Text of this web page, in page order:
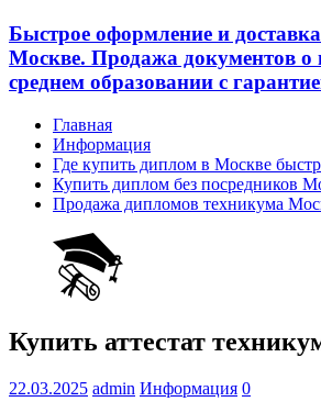
Быстрое оформление и
Москве. Продажа документов
среднем образовании с
Главная
Информация
Где купить диплом в Москве
Купить диплом без посредников
Продажа дипломов техникума
Купить аттестат
22.03.2025 admin Информация 0